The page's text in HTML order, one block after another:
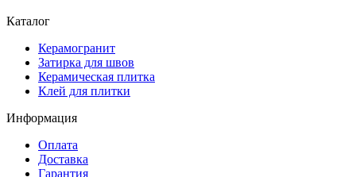
Каталог
Керамогранит
Затирка для швов
Керамическая плитка
Клей для плитки
Информация
Оплата
Доставка
Гарантия